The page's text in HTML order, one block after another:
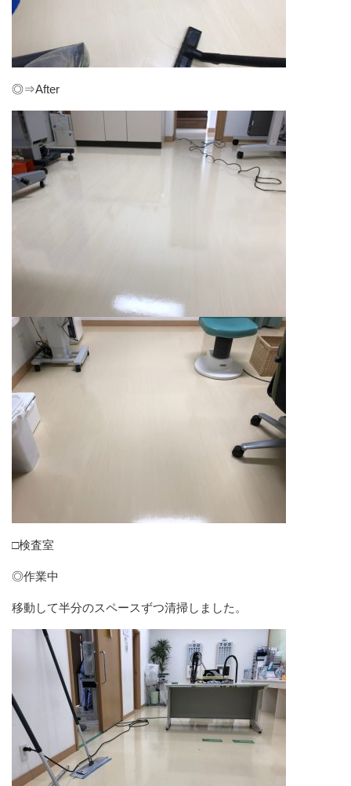
◎⇒After
□検査室
◎作業中
移動して半分のスペースずつ清掃しました。